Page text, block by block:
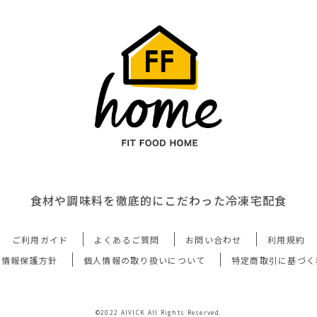
食材や調味料を徹底的にこだわった冷凍宅配食
ご利用ガイド よくあるご質問 お問い合わせ
利用規約
報保護方針
個人情報の取り扱いについて 特定商取引に基づ
©2022 AIVICK All Rights Reserved.